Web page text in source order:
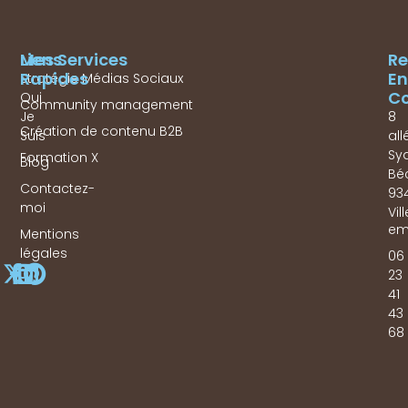
Mes Services
Stratégie Médias Sociaux
Community management
Création de contenu B2B
Formation X
Liens
Rapides
Qui
Je
Suis
Blog
Contactez-
moi
Mentions
légales
En
8
06
23
41
43
68